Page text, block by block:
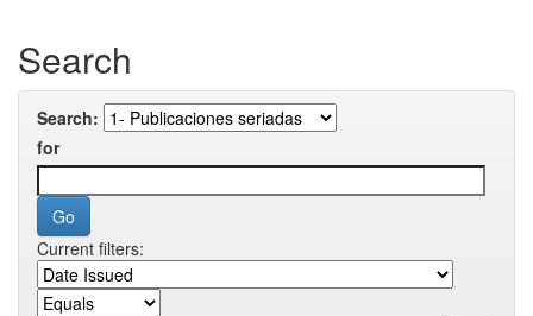
Search
Search:
for
Current filters: